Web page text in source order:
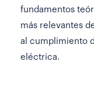
fundamentos
más relevantes
al cumplimiento
eléctrica.